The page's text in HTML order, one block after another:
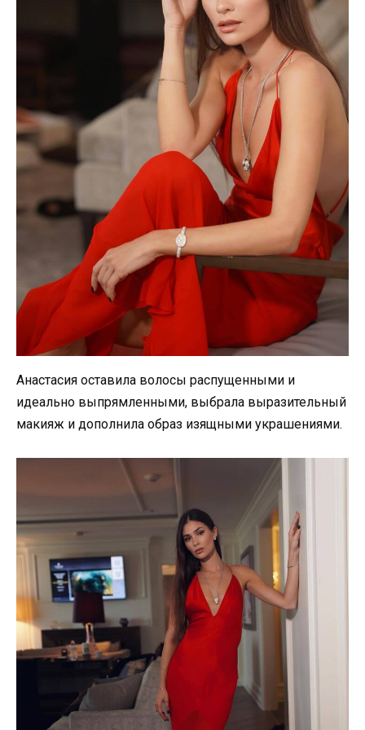
Анастасия оставила волосы распущенными и
идеально выпрямленными, выбрала выразительный
макияж и дополнила образ изящными украшениями.